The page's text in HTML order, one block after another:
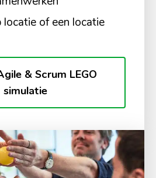
locatie of een locatie
& Scrum LEGO
simulatie